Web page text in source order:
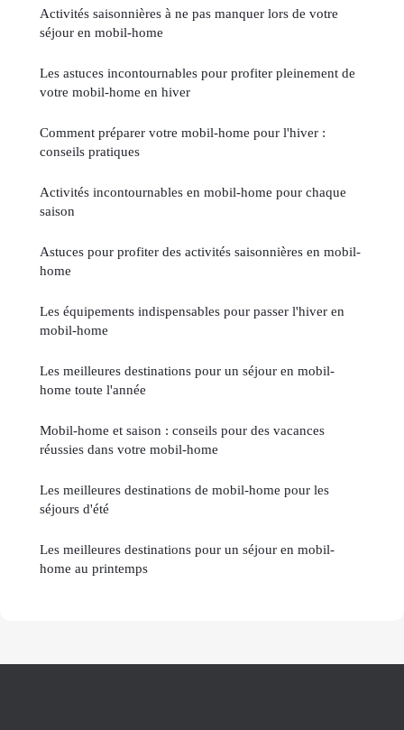
Activités saisonnières à ne pas manquer lors de votre
séjour en mobil-home
Les astuces incontournables pour profiter pleinement de
votre mobil-home en hiver
Comment préparer votre mobil-home pour l'hiver :
conseils pratiques
Activités incontournables en mobil-home pour chaque
saison
Astuces pour profiter des activités saisonnières en mobil-
home
Les équipements indispensables pour passer l'hiver en
mobil-home
Les meilleures destinations pour un séjour en mobil-
home toute l'année
Mobil-home et saison : conseils pour des vacances
réussies dans votre mobil-home
Les meilleures destinations de mobil-home pour les
séjours d'été
Les meilleures destinations pour un séjour en mobil-
home au printemps